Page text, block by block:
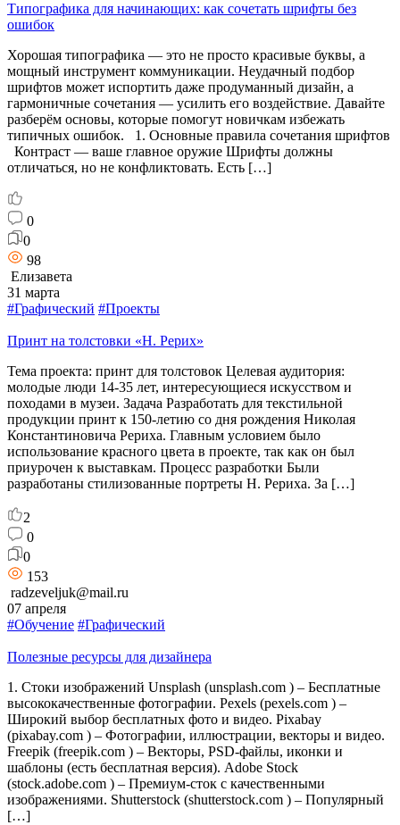
Типографика для начинающих: как сочетать шрифты без
ошибок
Хорошая типографика — это не просто красивые буквы, а
мощный инструмент коммуникации. Неудачный подбор
шрифтов может испортить даже продуманный дизайн, а
гармоничные сочетания — усилить его воздействие. Давайте
разберём основы, которые помогут новичкам избежать
типичных ошибок. 1. Основные правила сочетания шрифтов
Контраст — ваше главное оружие Шрифты должны
отличаться, но не конфликтовать. Есть […]
0
0
98
Елизавета
31 марта
#Графический #Проекты
Принт на толстовки «Н. Рерих»
Тема проекта: принт для толстовок Целевая аудитория:
молодые люди 14-35 лет, интересующиеся искусством и
походами в музеи. Задача Разработать для текстильной
продукции принт к 150-летию со дня рождения Николая
Константиновича Рериха. Главным условием было
использование красного цвета в проекте, так как он был
приурочен к выставкам. Процесс разработки Были
разработаны стилизованные портреты Н. Рериха. За […]
2
0
0
153
radzeveljuk@mail.ru
07 апреля
#Обучение #Графический
Полезные ресурсы для дизайнера
1. Стоки изображений Unsplash (unsplash.com ) – Бесплатные
высококачественные фотографии. Pexels (pexels.com ) –
Широкий выбор бесплатных фото и видео. Pixabay
(pixabay.com ) – Фотографии, иллюстрации, векторы и видео.
Freepik (freepik.com ) – Векторы, PSD-файлы, иконки и
шаблоны (есть бесплатная версия). Adobe Stock
(stock.adobe.com ) – Премиум-сток с качественными
изображениями. Shutterstock (shutterstock.com ) – Популярный
[…]